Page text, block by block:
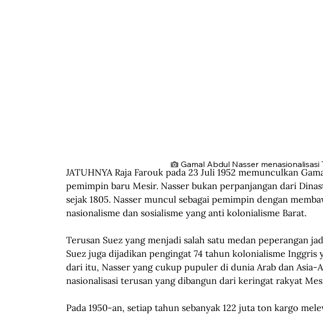
Gamal Abdul Nasser menasionalisasi
JATUHNYA Raja Farouk pada 23 Juli 1952 memunculkan
pemimpin baru Mesir. Nasser bukan perpanjangan dari
sejak 1805. Nasser muncul sebagai pemimpin dengan
nasionalisme dan sosialisme yang anti kolonialisme Barat.
Terusan Suez yang menjadi salah satu medan peperangan
Suez juga dijadikan pengingat 74 tahun kolonialisme Inggris
dari itu, Nasser yang cukup pupuler di dunia Arab dan Asia-
nasionalisasi terusan yang dibangun dari keringat rakyat
Pada 1950-an, setiap tahun sebanyak 122 juta ton kargo